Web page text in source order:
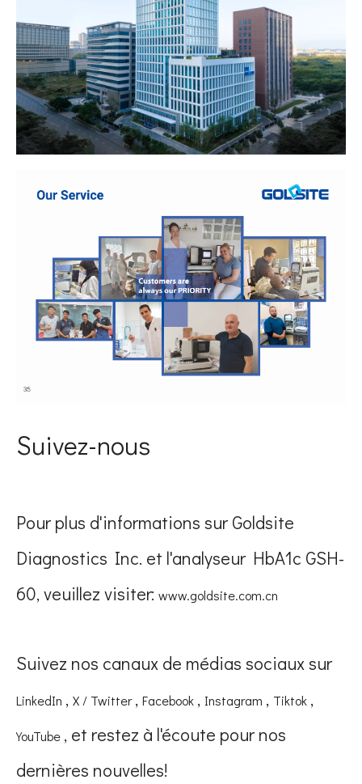
Suivez-nous
Pour plus d'informations sur Goldsite
Diagnostics Inc. et l'analyseur HbA1c GSH-
60, veuillez visiter: www.goldsite.com.cn
Suivez nos canaux de médias sociaux sur
LinkedIn , X / Twitter, Facebook , Instagram , Tiktok ,
YouTube , et restez à l'écoute pour nos
dernières nouvelles!